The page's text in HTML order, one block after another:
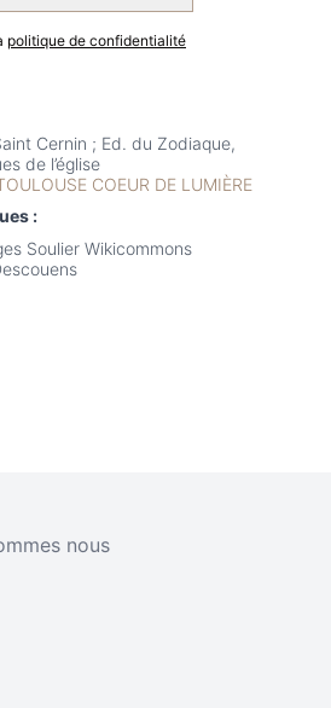
politique de confidentialité
Cernin ; Ed. du Zodiaque,
de l’église
COEUR DE LUMIÈRE
:
Soulier Wikicommons
nous